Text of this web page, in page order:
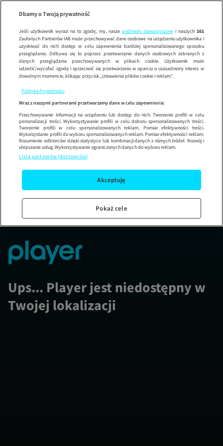
Wypróbuj aplikację mobilną
Korzystaj z łatwiejszej nawigacji i ciesz się szybszym
Ups... Player jest niedostępny w
Twojej lokalizacji
Dbamy o Twoją prywatność
Jeśli użytkownik wyrazi na to zgodę, my, nasze podmioty stowarzyszonei naszych 161
Zaufanych Partnerów IAB może przechowywać dane osobowe na urządzeniu użytkownika i
uzyskiwać do nich dostęp w celu zapewnienia bardziej spersonalizowanego sposobu
przeglądania. Odbywa się to poprzez przetwarzanie danych osobowych zebranych z
danych przeglądania przechowywanych w plikach cookie. Użytkownik może
udzielić/wycofać zgodę i sprzeciwić się przetwarzaniu w oparciu o uzasadniony interes w
dowolnym momencie, klikając przycisk „Ustawienia plików cookie i reklam”.
Polityka Prywatności
Wraz z naszymi partnerami przetwarzamy dane w celu zapewnienia:
Przechowywanie informacji na urządzeniu lub dostęp do nich. Tworzenie profili w celu
personalizacji treści. Wykorzystywanie profili w celu doboru spersonalizowanych treści.
Tworzenie profili w celu spersonalizowanych reklam. Pomiar efektywności treści.
Wykorzystanie profili do wyboru spersonalizowanych reklam. Pomiar efektywności reklam.
Rozumienie odbiorców dzięki statystyce lub kombinacji danych z różnych źródeł. Rozwój i
ulepszanie usług. Wykorzystywanie ograniczonych danych do wyboru reklam.
Lista partnerów (dostawców)
Akceptuję
Pokaż cele